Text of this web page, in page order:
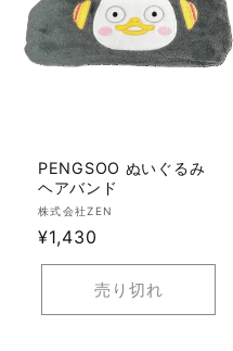
PENGSOO ぬいぐるみ
ヘアバンド
販
売
元:
株式会社ZEN
通
常
格
¥1,430
売り切れ